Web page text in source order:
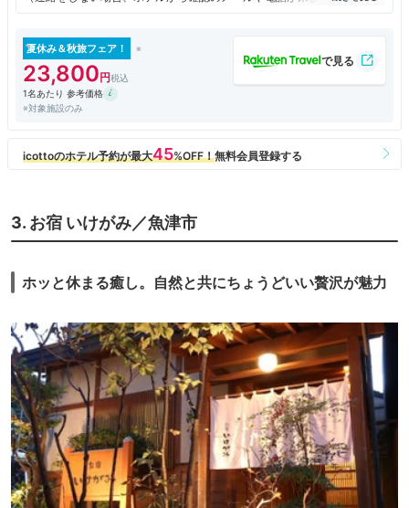
温泉は館内に1つと外に出て少し行ったところに洞窟温泉がありますが、
替えの無い大浴場と露天風呂のみになるので、温泉旅館としては少しつま
らないかもです。
食事は夕食も朝食も美味しく、特にバイキング形式の朝食は種類も豊富で
良かった！
時間制ではありますが無料のソフトクリームコーナーなどもありサービス
夏休み＆秋旅フェア！
23,800
1名あたり 参考価格
※対象施設のみ
3. お宿 いけがみ／魚津市
ホッと休まる癒し。自然と共にちょうどいい贅沢が魅力